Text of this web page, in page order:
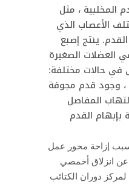
المخلبية ، مثل
الأعصاب الذي
ينتج إصبع
العضلات الصغيرة
في حالات مختلفة:
، وجود قدم مجوفة
المفاصل
بإبهام القدم
إزاحة محور عمل
عن انزلاق أخمصي
لمركز دوران الكتائب